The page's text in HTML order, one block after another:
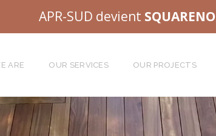
APR-SUD devient SQUARENO
ARE OUR SERVICES OUR PROJECTS